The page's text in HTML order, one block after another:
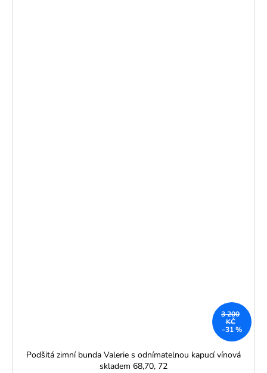
3 200
KČ
–31 %
Podšitá zimní bunda Valerie s odnímatelnou kapucí vínová
skladem 68,70, 72